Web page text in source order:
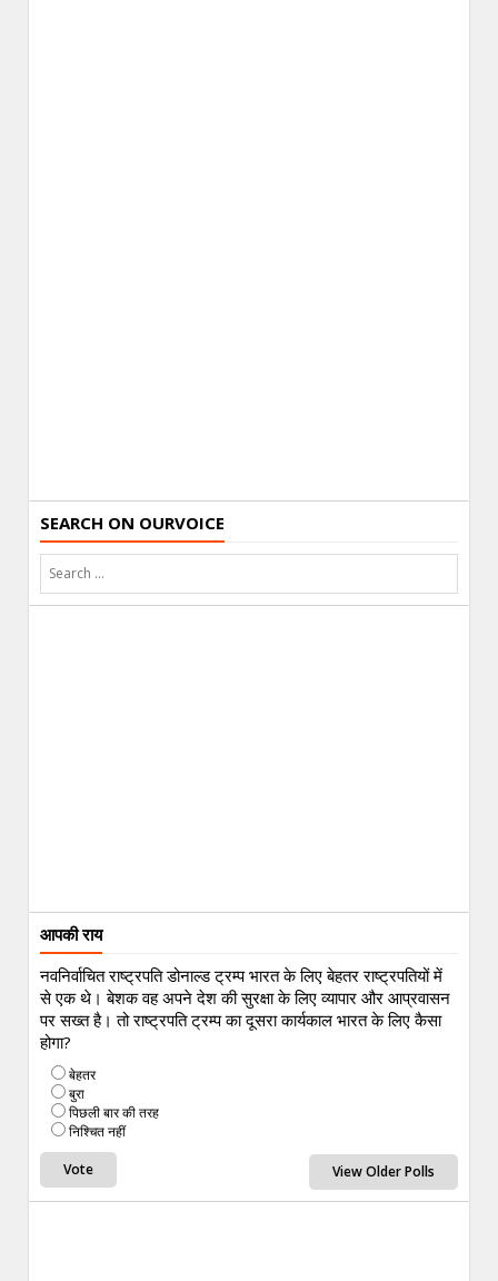
SEARCH ON OURVOICE
आपकी राय
नवनिर्वाचित राष्ट्रपति डोनाल्ड ट्रम्प भारत के लिए बेहतर राष्ट्रपतियों में
से एक थे। बेशक वह अपने देश की सुरक्षा के लिए व्यापार और आप्रवासन
पर सख्त है। तो राष्ट्रपति ट्रम्प का दूसरा कार्यकाल भारत के लिए कैसा
होगा?
बेहतर
बुरा
पिछली बार की तरह
निश्चित नहीं
View Older Polls